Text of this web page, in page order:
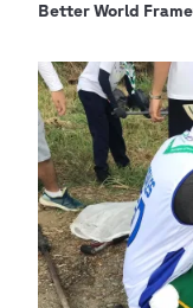
Better World